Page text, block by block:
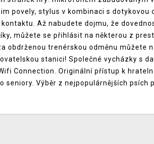
povely, stylus v kombinaci s dotykovou
Až nabudete dojmu, že
můžete se přihlásit na některou z
obdrženou trenérskou odměnu můžete
stanici! Společné vycházky s
Connection. Originální přístup k
seniory. Výběr z nejpopulárnějších psích